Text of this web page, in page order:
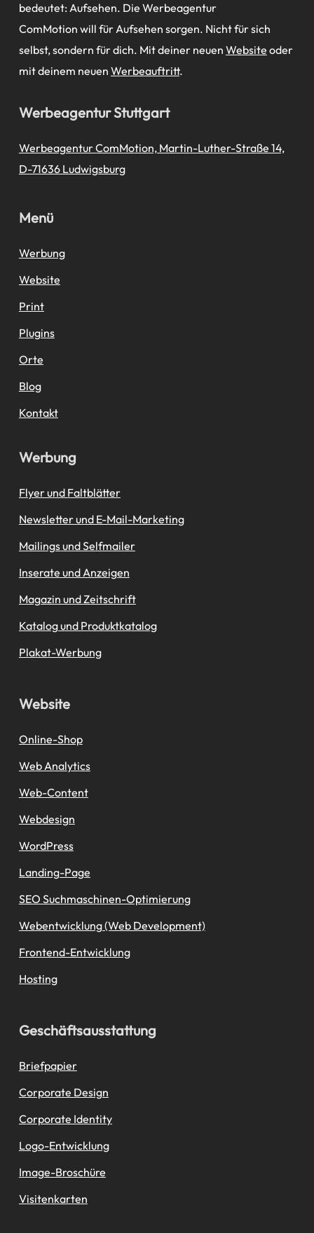
bedeutet: Aufsehen. Die Werbeagentur
ComMotion will für Aufsehen sorgen. Nicht für sich
selbst, sondern für dich. Mit deiner neuen Website oder
mit deinem neuen Werbeauftritt.
Werbeagentur Stuttgart
Werbeagentur ComMotion, Martin-Luther-Straße 14,
D-71636 Ludwigsburg
Menü
Werbung
Website
Print
Plugins
Orte
Blog
Kontakt
Werbung
Flyer und Faltblätter
Newsletter und E-Mail-Marketing
Mailings und Selfmailer
Inserate und Anzeigen
Magazin und Zeitschrift
Katalog und Produktkatalog
Plakat-Werbung
Website
Online-Shop
Web Analytics
Web-Content
Webdesign
WordPress
Landing-Page
SEO Suchmaschinen-Optimierung
Webentwicklung (Web Development)
Frontend-Entwicklung
Hosting
Geschäftsausstattung
Briefpapier
Corporate Design
Corporate Identity
Logo-Entwicklung
Image-Broschüre
Visitenkarten